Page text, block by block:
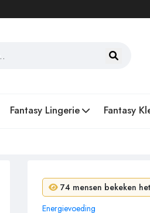
Fantasy Lingerie Fantasy
74 mensen bekeken
Energievoeding